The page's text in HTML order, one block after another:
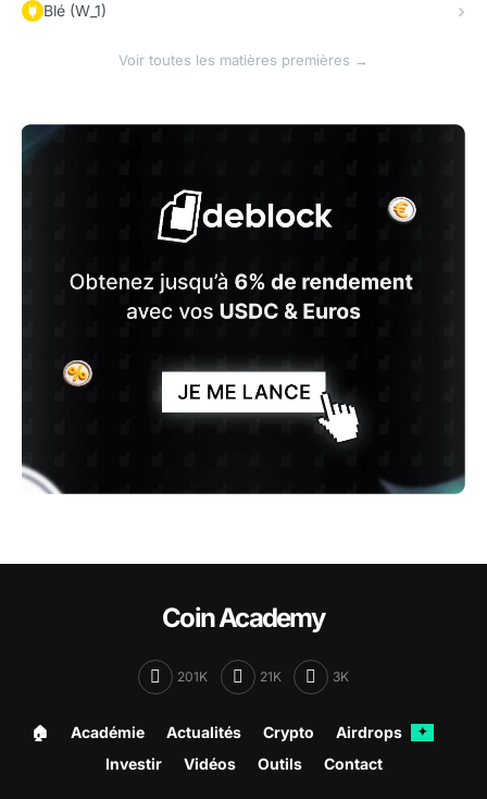
Blé (W_1)
Voir toutes les matières premières →
Coin Academy
201K 21K 3K
🏠︎ Académie Actualités Crypto Airdrops ✦
Investir Vidéos Outils Contact